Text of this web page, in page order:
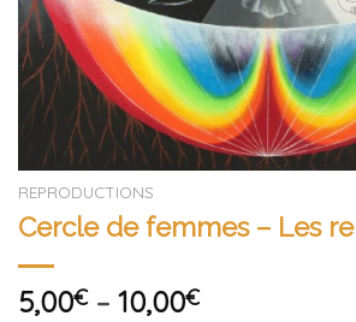
REPRODUCTIONS
Cercle de femmes – Les
5,00€– 10,00€